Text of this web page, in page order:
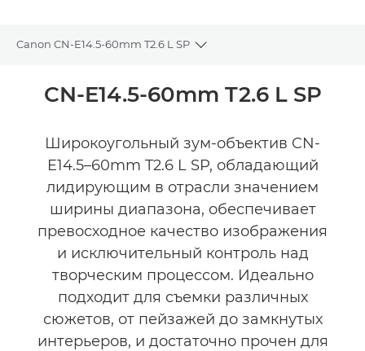
Canon CN-E14.5-60mm T2.6 L SP
Toggle breadcrumbs
Общая информация
CN-E14.5-60mm T2.6 L SP
Широкоугольный зум-объектив CN-
E14.5–60mm T2.6 L SP, обладающий
лидирующим в отрасли значением
ширины диапазона, обеспечивает
превосходное качество изображения
и исключительный контроль над
творческим процессом. Идеально
подходит для съемки различных
сюжетов, от пейзажей до замкнутых
интерьеров, и достаточно прочен для